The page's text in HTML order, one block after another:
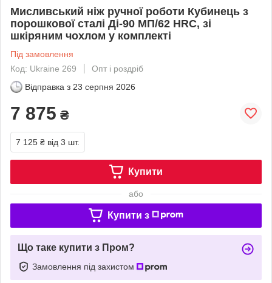
Мисливський ніж ручної роботи Кубинець з
порошкової сталі Ді-90 МП/62 HRC, зі
шкіряним чохлом у комплекті
Під замовлення
Код: Ukraine 269
Опт і роздріб
Відправка з 23 серпня 2026
7 875 ₴
7 125 ₴ від 3 шт.
Купити
або
Купити з
Що таке купити з Пром?
Замовлення під захистом